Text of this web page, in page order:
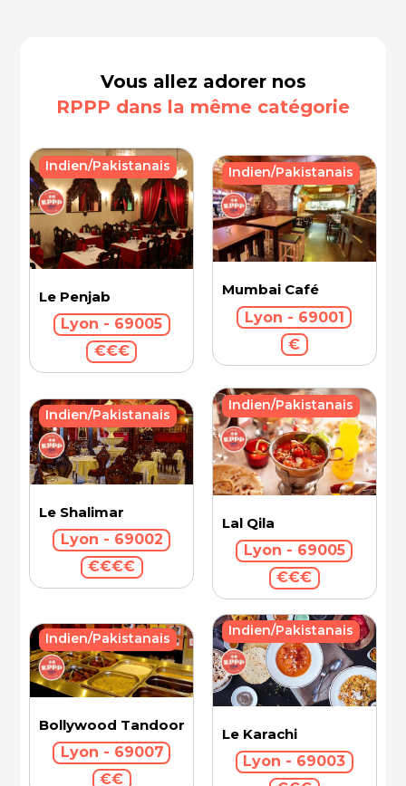
Vous allez adorer nos
RPPP dans la même catégorie
Le Penjab
Lyon - 69005
€€€
Indien/Pakistanais
Mumbai Café
Lyon - 69001
€
Indien/Pakistanais
Le Shalimar
Lyon - 69002
€€€€
Indien/Pakistanais
Lal Qila
Lyon - 69005
€€€
Indien/Pakistanais
Bollywood Tandoor
Lyon - 69007
€€
Indien/Pakistanais
Le Karachi
Lyon - 69003
Indien/Pakistanais